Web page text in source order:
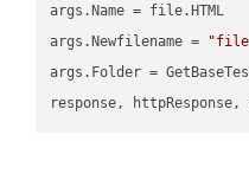
args.Name = file.HTML
args.Newfilename =
args.Folder =